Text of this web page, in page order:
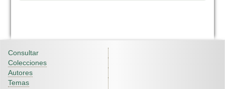
Consultar
Colecciones
Autores
Temas